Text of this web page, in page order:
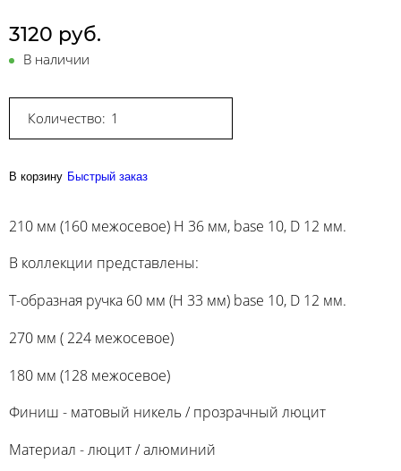
3120 руб.
В наличии
Количество:
В корзину Быстрый заказ
210 мм (160 межосевое) H 36 мм, base 10, D 12 мм.
В коллекции представлены:
Т-образная ручка 60 мм (H 33 мм) base 10, D 12 мм.
270 мм ( 224 межосевое)
180 мм (128 межосевое)
Финиш - матовый никель / прозрачный люцит
Материал - люцит / алюминий